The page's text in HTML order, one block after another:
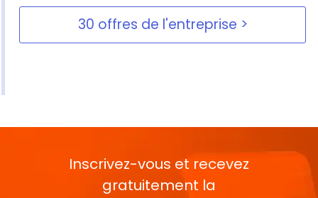
30 offres de l'entreprise
Inscrivez-vous et recevez
gratuitement la